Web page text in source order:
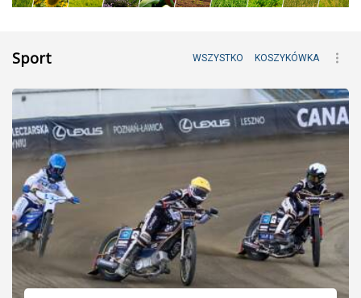
Sport WSZYSTKO KOSZYKÓWKA